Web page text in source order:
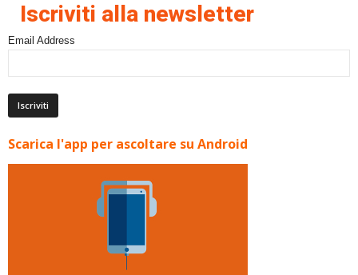
Iscriviti alla newsletter
Email Address
Scarica l'app per ascoltare su Android